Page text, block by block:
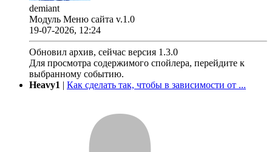
demiant
Модуль Меню сайта v.1.0
19-07-2026, 12:24
Обновил архив, сейчас версия 1.3.0
Для просмотра содержимого спойлера, перейдите к
выбранному событию.
Heavy1 | Как сделать так, чтобы в зависимости от ...